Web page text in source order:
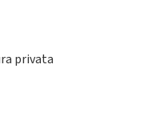
privata